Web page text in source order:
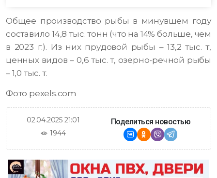
Общее производство рыбы в минувшем году
составило 14,8 тыс. тонн (что на 14% больше, чем
в 2023 г.). Из них прудовой рыбы – 13,2 тыс. т,
ценных видов – 0,6 тыс. т, озерно-речной рыбы
– 1,0 тыс. т.
Фото pexels.com
02.04.2025 21:01
1944
Поделиться новостью